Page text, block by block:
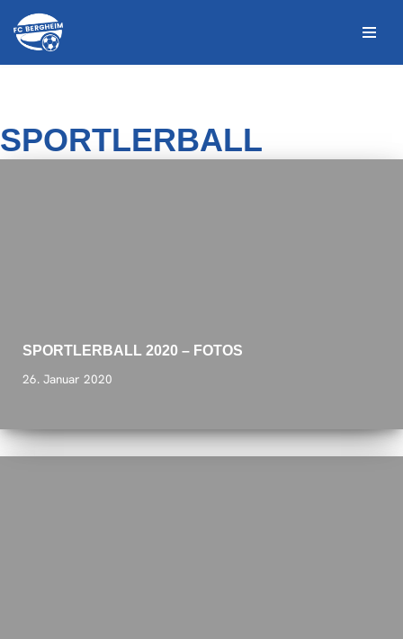
Zum
Inhalt
SPORTLERBALL
SPORTLERBALL 2020 – FOTOS
26. Januar 2020